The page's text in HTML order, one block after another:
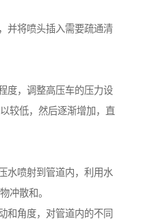
并将喷头插入需要疏通清
度，调整高压车的压力设
较低，然后逐渐增加，直
水喷射到管道内，利用水
冲散和。
角度，对管道内的不同